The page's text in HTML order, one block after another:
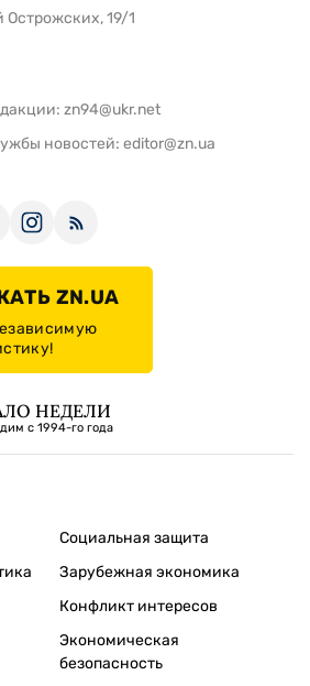
Острожских, 19/1
zn94@ukr.net
новостей: editor@zn.ua
ZN.UA
НЕДЕЛИ
с 1994-го года
Социальная защита
Зарубежная экономика
Конфликт интересов
Экономическая
безопасность